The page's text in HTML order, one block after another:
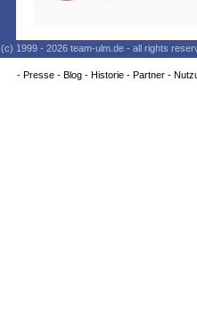
(c) 1999 - 2026 team-ulm.de - all rights
- Presse- Blog- Historie- Partner-